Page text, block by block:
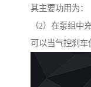
其主要功用为：
（2）在泵组中
可以当气控刹车